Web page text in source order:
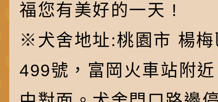
福您有美好的一天 !
※犬舍地址:桃園市 楊
499號，富岡火車站附